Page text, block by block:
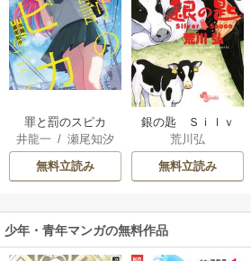
罪と罰のスピカ
井龍一 /瀬尾知汐
無料立読み
銀の匙 Ｓｉｌｖ
ｅｒ Ｓｐｏｏｎ
荒川弘
無料立読み
少年・青年マンガの無料作品